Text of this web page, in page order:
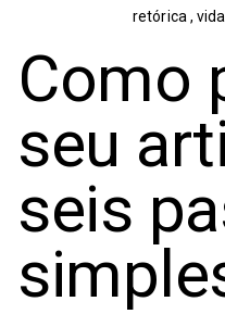
retórica ,
Como
seu
seis